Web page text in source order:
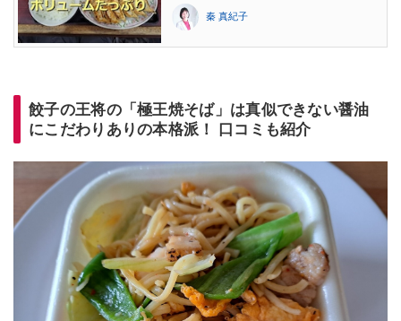
秦 真紀子
餃子の王将の「極王焼そば」は真似できない醤油
にこだわりありの本格派！ 口コミも紹介